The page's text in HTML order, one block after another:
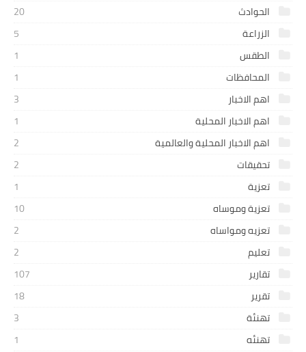
الحوادث
20
الزراعة
5
الطقس
1
المحافظات
1
اهم الاخبار
3
اهم الاخبار المحلية
1
اهم الاخبار المحلية والعالمية
2
تحقيقات
2
تعزية
1
تعزية وموساه
10
تعزيه ومواساه
2
تعليم
2
تقارير
107
تقرير
18
تهنئة
3
تهنئه
1